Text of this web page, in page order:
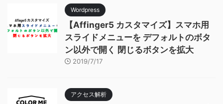
Wordpress
【Affinger5 カスタマイズ】スマホ用
スライドメニューを デフォルトのボタ
ン以外で開く 閉じるボタンを拡大
2019/7/17
アクセス解析